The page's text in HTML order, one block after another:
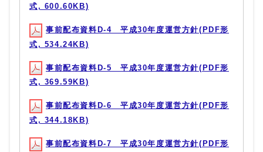
式, 600.60KB)
事前配布資料D-4 平成30年度運営方針(PDF形
式, 534.24KB)
事前配布資料D-5 平成30年度運営方針(PDF形
式, 369.59KB)
事前配布資料D-6 平成30年度運営方針(PDF形
式, 344.18KB)
事前配布資料D-7 平成30年度運営方針(PDF形